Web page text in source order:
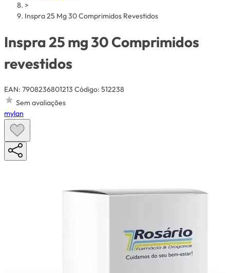
>
Inspra 25 Mg 30 Comprimidos Revestidos
Inspra 25 mg 30 Comprimidos
revestidos
EAN: 7908236801213 Código: 512238
Sem avaliações
mylan